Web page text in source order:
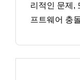
리적인 문제,
프트웨어 충